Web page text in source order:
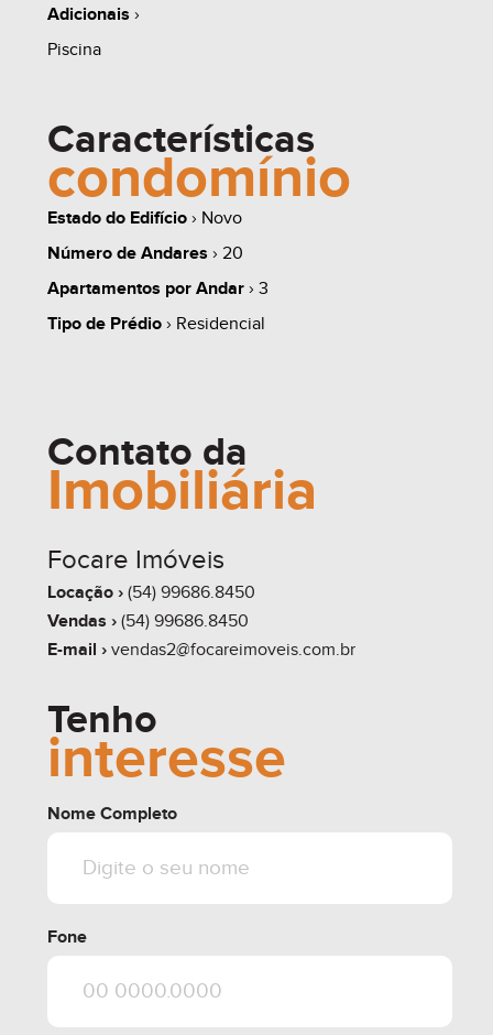
share
Adicionais ›
Piscina
Características
condomínio
Estado do Edifício› Novo
Número de Andares › 20
Apartamentos por Andar› 3
Tipo de Prédio› Residencial
Contato da
Imobiliária
Focare Imóveis
Locação › (54) 99686.8450
Vendas › (54) 99686.8450
E-mail › vendas2@focareimoveis.com.br
Tenho
interesse
Nome Completo
Fone